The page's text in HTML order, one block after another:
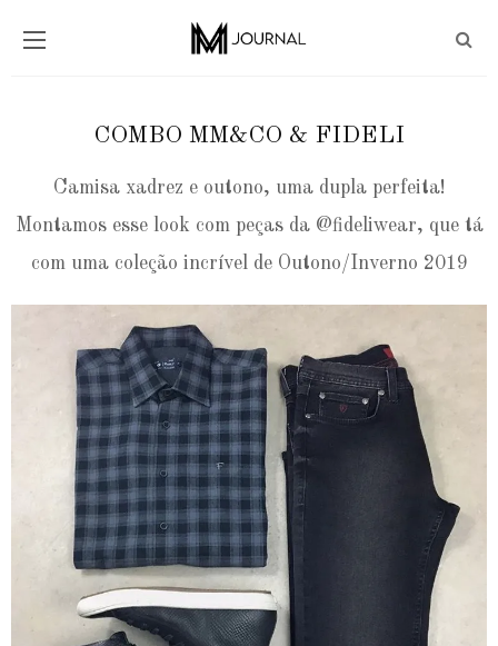
COMBO MM&CO & FIDELI
Camisa xadrez e outono, uma dupla perfeita!
Montamos esse look com peças da @fideliwear, que tá
com uma coleção incrível de Outono/Inverno 2019